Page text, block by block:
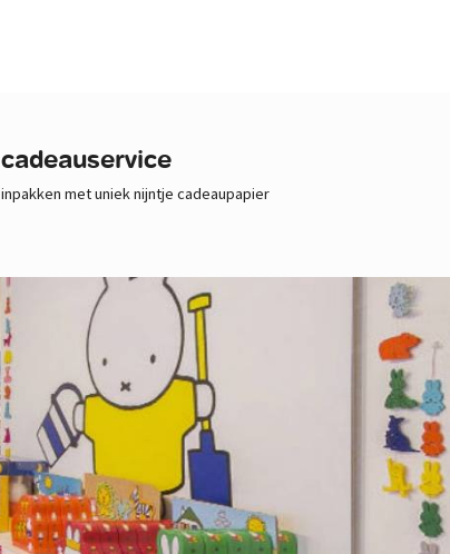
cadeauservice
inpakken met uniek nijntje cadeaupapier